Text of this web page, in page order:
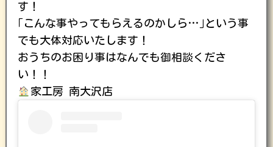
す！
｢こんな事やってもらえるのかしら…｣という事
でも大体対応いたします！
おうちのお困り事はなんでも御相談くださ
い！！
家工房 南大沢店